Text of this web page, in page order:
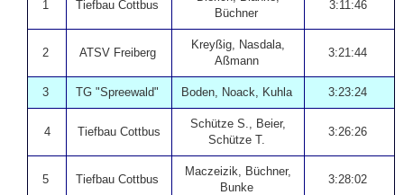
1 Tiefbau Cottbus
Büchner
3:11:46
2 ATSV Freiberg
Kreyßig, Nasdala,
Aßmann
3:21:44
3 TG "Spreewald" Boden, Noack, Kuhla 3:23:24
4 Tiefbau Cottbus
Schütze S., Beier,
Schütze T.
3:26:26
5 Tiefbau Cottbus
Maczeizik, Büchner,
Bunke
3:28:02